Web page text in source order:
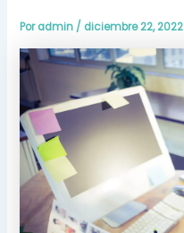
Poradmin / diciembre 22, 2022